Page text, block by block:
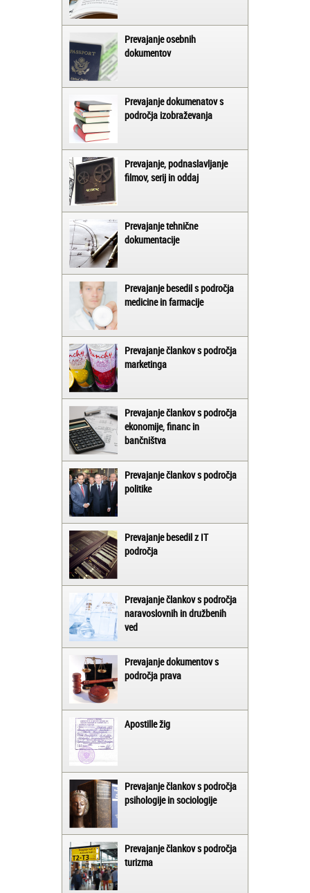
Prevajanje osebnih
dokumentov
Prevajanje dokumenatov s
področja izobraževanja
Prevajanje, podnaslavljanje
filmov, serij in oddaj
Prevajanje tehnične
dokumentacije
Prevajanje besedil s področja
medicine in farmacije
Prevajanje člankov s področja
marketinga
Prevajanje člankov s področja
ekonomije, financ in
bančništva
Prevajanje člankov s področja
politike
Prevajanje besedil z IT
področja
Prevajanje člankov s področja
naravoslovnih in družbenih
ved
Prevajanje dokumentov s
področja prava
Apostille žig
Prevajanje člankov s področja
psihologije in sociologije
Prevajanje člankov s področja
turizma